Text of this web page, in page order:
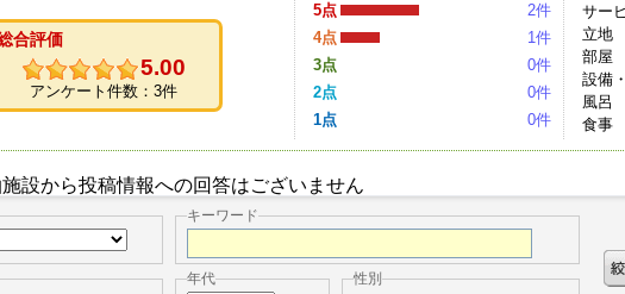
合評価
5.00
アンケート件数：3件
5点
2件
4点
1件
3点
0件
2点
0件
1点
0件
サー
立地
部屋
設備
風呂
食事
設から投稿情報への回答はございません
キーワード
年代
性別